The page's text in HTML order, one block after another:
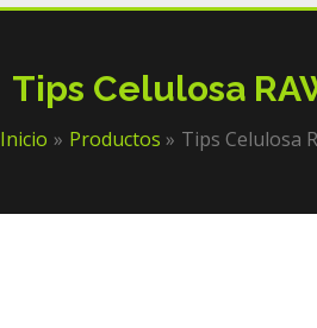
Tips Celulosa
Inicio Productos Tips Celulosa